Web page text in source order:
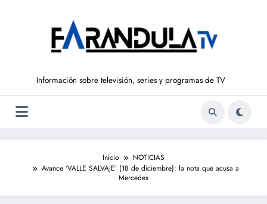
Información sobre televisión, series y programas de TV
Inicio
NOTICIAS
Avance ‘VALLE SALVAJE’ (18 de diciembre): la nota que acusa a
Mercedes